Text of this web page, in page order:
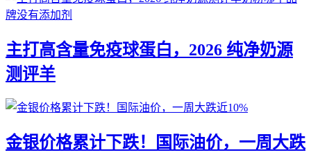
主打高含量免疫球蛋白，2026 纯净奶源
测评羊
金银价格累计下跌！国际油价，一周大跌